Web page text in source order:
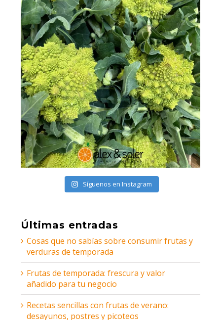
Síguenos en Instagram
Últimas entradas
Cosas que no sabías sobre consumir frutas y
verduras de temporada
Frutas de temporada: frescura y valor
añadido para tu negocio
Recetas sencillas con frutas de verano:
desayunos, postres y picoteos